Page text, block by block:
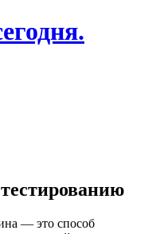
— этo способ